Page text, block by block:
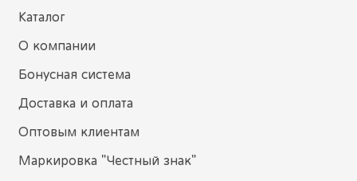
Каталог
О компании
Бонусная система
Доставка и оплата
Оптовым клиентам
Маркировка "Честный знак"